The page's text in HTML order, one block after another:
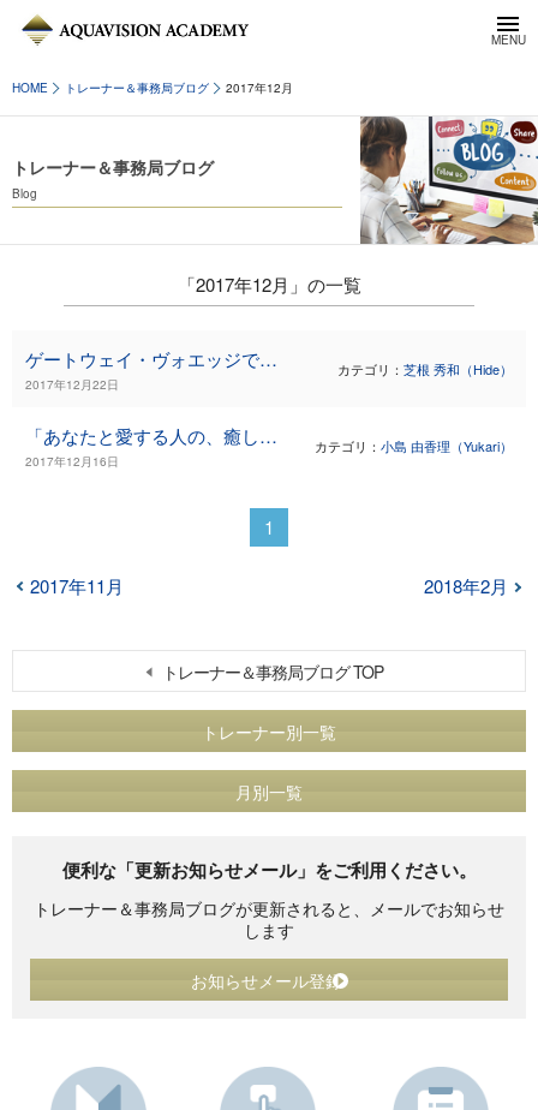
HOME トレーナー＆事務局ブログ 2017年12月
トレーナー＆事務局ブログ
Blog
トレーナー＆事務局ブログ TOP
トレーナー別一覧
月別一覧
便利な「更新お知らせメール」をご利用ください。
トレーナー＆事務局ブログが更新されると、メールでお知らせ
します
お知らせメール登録
「2017年12月」の一覧
ゲートウェイ・ヴォエッジで、人生後半の内的な充実を
2017年12月22日
カテゴリ： 芝根 秀和（Hide）
「あなたと愛する人の、癒しのコース レベル1」in 大阪★初開催
2017年12月16日
カテゴリ： 小島 由香理（Yukari）
1
2017年11月 2018年2月